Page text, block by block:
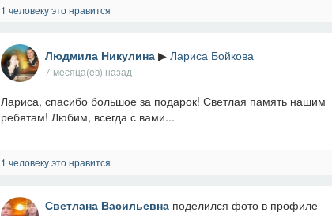
1 человеку это нравится
Людмила Никулина ▶Лариса Бойкова
7 месяца(ев) назад
Лариса, спасибо большое за подарок! Светлая память нашим
ребятам! Любим, всегда с вами...
1 человеку это нравится
Светлана Васильевна поделился фото в профиле